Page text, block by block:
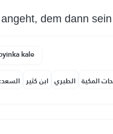
dem dann
kale
ابن كثير الطبري المكية